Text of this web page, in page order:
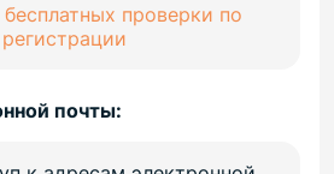
проверки по
регистрации
почты: